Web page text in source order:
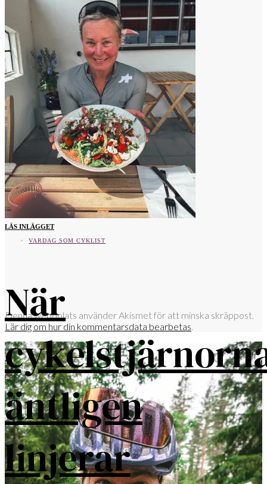
LÄS INLÄGGET
VARDAG SOM CYKLIST
När
äntligen
linjerar
Vad tycker du?
Denna webbplats använder Akismet för att minska skräppost.
Lär dig om hur din kommentarsdata bearbetas.